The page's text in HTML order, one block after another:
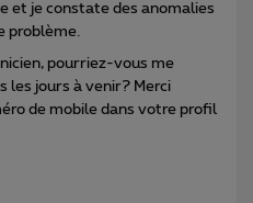
et je constate des anomalies
problème.
pourriez-vous me
les jours à venir? Merci
de mobile dans votre profil